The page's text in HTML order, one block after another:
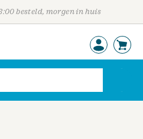
besteld, morgen in huis